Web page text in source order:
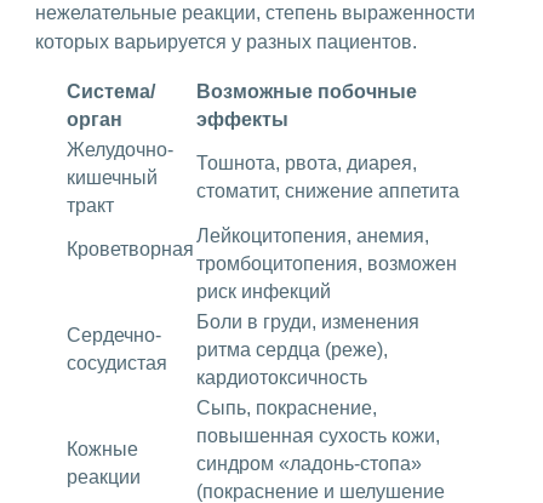
нежелательные реакции, степень выраженности
которых варьируется у разных пациентов.
Система/
орган
Возможные побочные
эффекты
Желудочно-
кишечный
тракт
Тошнота, рвота, диарея,
стоматит, снижение аппетита
Кроветворная
Лейкоцитопения, анемия,
тромбоцитопения, возможен
риск инфекций
Сердечно-
сосудистая
Боли в груди, изменения
ритма сердца (реже),
кардиотоксичность
Кожные
реакции
Сыпь, покраснение,
повышенная сухость кожи,
синдром «ладонь-стопа»
(покраснение и шелушение